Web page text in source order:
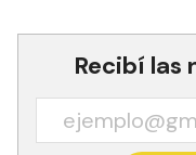
Recibí las